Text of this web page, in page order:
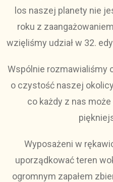
los naszej planety nie
roku z
wzięliśmy udział w 32.
Wspólnie rozmawialiśmy
o czystość naszej
co każdy z nas może
Wyposażeni w
uporządkować teren
ogromnym zapałem